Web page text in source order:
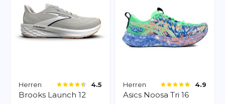
Herren 4.5
Brooks Launch 12
Herren 4.9
Asics Noosa Tri 16